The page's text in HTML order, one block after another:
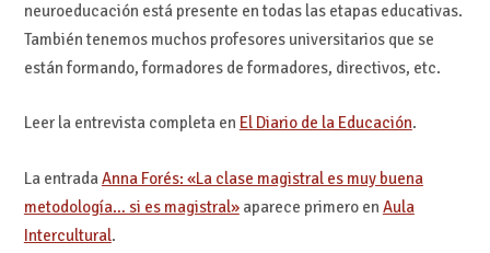
neuroeducación está presente en todas las etapas educativas.
También tenemos muchos profesores universitarios que se
están formando, formadores de formadores, directivos, etc.
Leer la entrevista completa en El Diario de la Educación.
La entradaAnna Forés: «La clase magistral es muy buena
metodología… si es magistral»aparece primero en Aula
Intercultural.